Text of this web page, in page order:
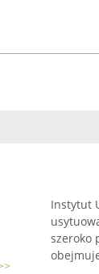
Instytut
szeroko